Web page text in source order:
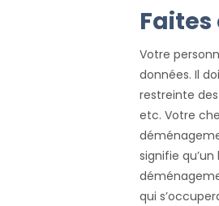
Votre
données. Il
restreinte
etc. Votre
signifie
qui